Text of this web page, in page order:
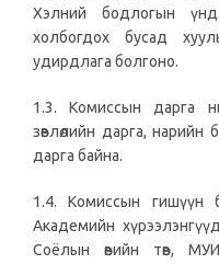
Хэлний бодлогын
холбогдох бусад
удирдлага болгоно.
1.3. Комиссын дарга
зөвлөлийн дарга,
дарга байна.
1.4. Комиссын гишүүн
Академийн
Соёлын өвийн төв,